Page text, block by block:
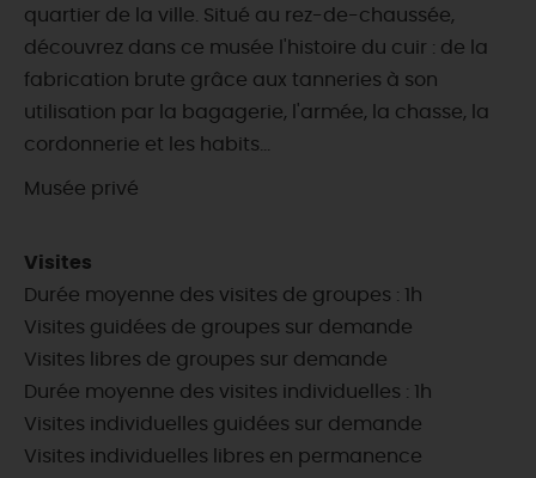
TOUT L'AGENDA
quartier de la ville. Situé au rez-de-chaussée,
découvrez dans ce musée l'histoire du cuir : de la
fabrication brute grâce aux tanneries à son
utilisation par la bagagerie, l'armée, la chasse, la
cordonnerie et les habits...
Musée privé
Visites
Durée moyenne des visites de groupes : 1h
Visites guidées de groupes sur demande
Visites libres de groupes sur demande
Durée moyenne des visites individuelles : 1h
Visites individuelles guidées sur demande
Visites individuelles libres en permanence